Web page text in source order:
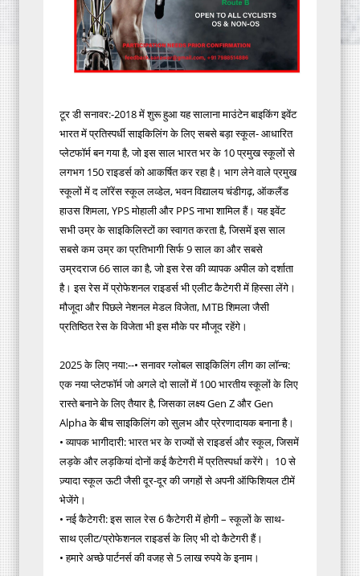
टूर डी सनावर:-2018 में शुरू हुआ यह सालाना माउंटेन बाइकिंग इवेंट
भारत में प्रतिस्पर्धी साइकिलिंग के लिए सबसे बड़ा स्कूल- आधारित
प्लेटफॉर्म बन गया है, जो इस साल भारत भर के 10 प्रमुख स्कूलों से
लगभग 150 राइडर्स को आकर्षित कर रहा है। भाग लेने वाले प्रमुख
स्कूलों में द लॉरेंस स्कूल लव्डेल, भवन विद्यालय चंडीगढ़, ऑकलैंड
हाउस शिमला, YPS मोहाली और PPS नाभा शामिल हैं। यह इवेंट
सभी उम्र के साइकिलिस्टों का स्वागत करता है, जिसमें इस साल
सबसे कम उम्र का प्रतिभागी सिर्फ 9 साल का और सबसे
उम्रदराज 66 साल का है, जो इस रेस की व्यापक अपील को दर्शाता
है। इस रेस में प्रोफेशनल राइडर्स भी एलीट कैटेगरी में हिस्सा लेंगे।
मौजूदा और पिछले नेशनल मेडल विजेता, MTB शिमला जैसी
प्रतिष्ठित रेस के विजेता भी इस मौके पर मौजूद रहेंगे।
2025 के लिए नया:--• सनावर ग्लोबल साइकिलिंग लीग का लॉन्च:
एक नया प्लेटफॉर्म जो अगले दो सालों में 100 भारतीय स्कूलों के लिए
रास्ते बनाने के लिए तैयार है, जिसका लक्ष्य Gen Z और Gen
Alpha के बीच साइकिलिंग को सुलभ और प्रेरणादायक बनाना है।
• व्यापक भागीदारी: भारत भर के राज्यों से राइडर्स और स्कूल, जिसमें
लड़के और लड़कियां दोनों कई कैटेगरी में प्रतिस्पर्धा करेंगे। 10 से
ज़्यादा स्कूल ऊटी जैसी दूर-दूर की जगहों से अपनी ऑफिशियल टीमें
भेजेंगे।
• नई कैटेगरी: इस साल रेस 6 कैटेगरी में होगी – स्कूलों के साथ-
साथ एलीट/प्रोफेशनल राइडर्स के लिए भी दो कैटेगरी हैं।
• हमारे अच्छे पार्टनर्स की वजह से 5 लाख रुपये के इनाम।